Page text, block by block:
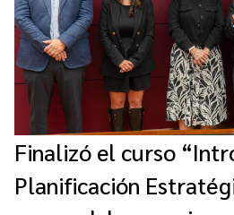
Finalizó el curso
Planificación